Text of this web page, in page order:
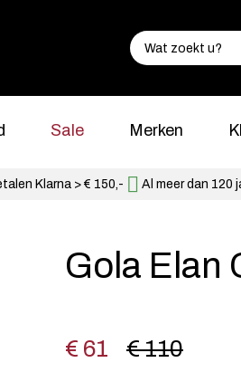
Sale Merken
Klarna > € 150,- Al meer dan 120
Gola Elan
€ 110
€ 61